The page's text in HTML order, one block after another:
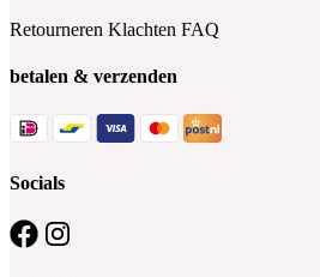
Retourneren Klachten FAQ
betalen & verzenden
Socials